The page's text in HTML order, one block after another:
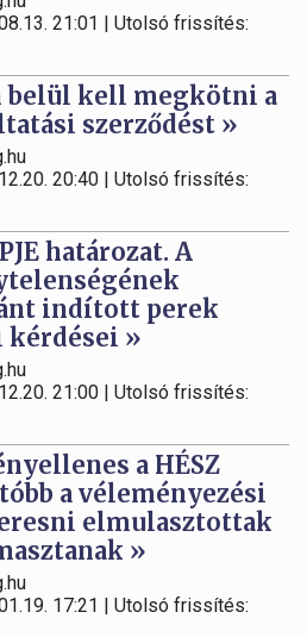
21:01 | Utolsó frissítés:
belül kell megkötni a
szerződést »
20:40 | Utolsó frissítés:
határozat. A
indított perek
kérdései »
21:00 | Utolsó frissítés:
a HÉSZ
a véleményezési
elmulasztottak
»
17:21 | Utolsó frissítés: